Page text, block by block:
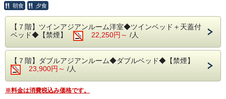
・ 6:00～10:30（最終入場 10:00）
◆エステ・岩盤浴・貸切露天風呂
事前予約制でございます。
詳細につきましては＜0557-82-8111＞までお問い合わせく
◆駐車場
1日1台1,200円となります。
※30台と限りがあり、先着順のお申し込みとなります。
当ビュッフェをお楽しみください。
※夕暮れ時に海を見ながらお召し上がりいただく時間は格別
です！
＊内容・品数は時期によって異なる場合がございます。
（写真はイメージとなります。）
・夕食 17:30～21:00（最終入場 20:00）
・朝食 7:00～ 9:30（最終入場 9:00）
＊R-Asia・島の湯・サルトビ・VOUTANから2施設をご利用
いただけます。
＊小学生未満の方のご追加分は、現地精算となります。
＊天候・波の状況により運行状況（欠航）が変わる場合があ
ります。
朝食 夕食
【７階】ツインアジアンルーム洋室◆ツインベッド＋天蓋付
ベッド◆【禁煙】
22,250円～ /人
【７階】ダブルアジアンルーム◆ダブルベッド◆【禁煙】
23,900円～ /人
※料金は消費税込み価格です。